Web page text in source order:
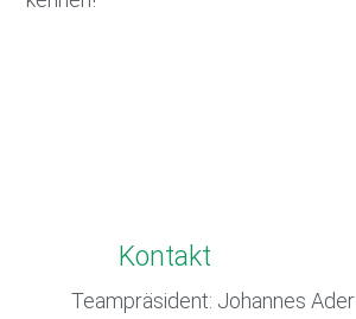
Kontakt
Teampräsident: Johannes Ader